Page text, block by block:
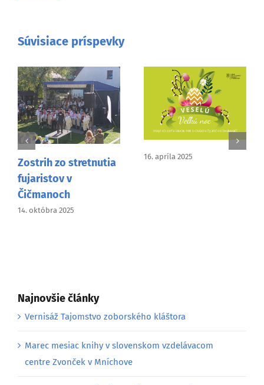
Súvisiace príspevky
Zostrih zo stretnutia
fujaristov v
Čičmanoch
14. októbra 2025
16. apríla 2025
Najnovšie články
Vernisáž Tajomstvo zoborského kláštora
Marec mesiac knihy v slovenskom vzdelávacom
centre Zvonček v Mníchove